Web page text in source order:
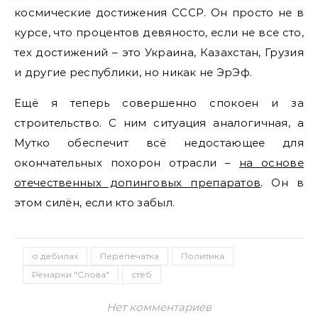
космические достижения СССР. Он просто не в
курсе, что процентов девяносто, если не все сто,
тех достижений – это Украина, Казахстан, Грузия
и другие республики, но никак не ЭрЭф.
Ещё я теперь совершенно спокоен и за
строительство. С ним ситуация аналогичная, а
Мутко обеспечит всё недостающее для
окончательных похорон отрасли – на основе
отечественных допинговых препаратов. Он в
этом силён, если кто забыл.
о дебилах Перепечатка
Политика
Ремарки "Слова"
стёб
Нет комментариев